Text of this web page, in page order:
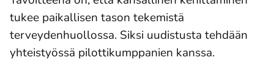
tukee paikallisen tason tekemistä
terveydenhuollossa. Siksi uudistusta tehdään
yhteistyössä pilottikumppanien kanssa.